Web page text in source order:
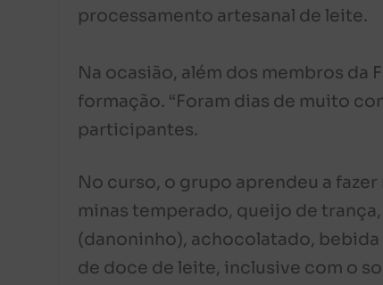
processamento artesanal de leite.
Na ocasião, além dos membros da
formação. “Foram dias de muito
participantes.
No curso, o grupo aprendeu a
minas temperado, queijo de
(danoninho), achocolatado,
de doce de leite, inclusive com o